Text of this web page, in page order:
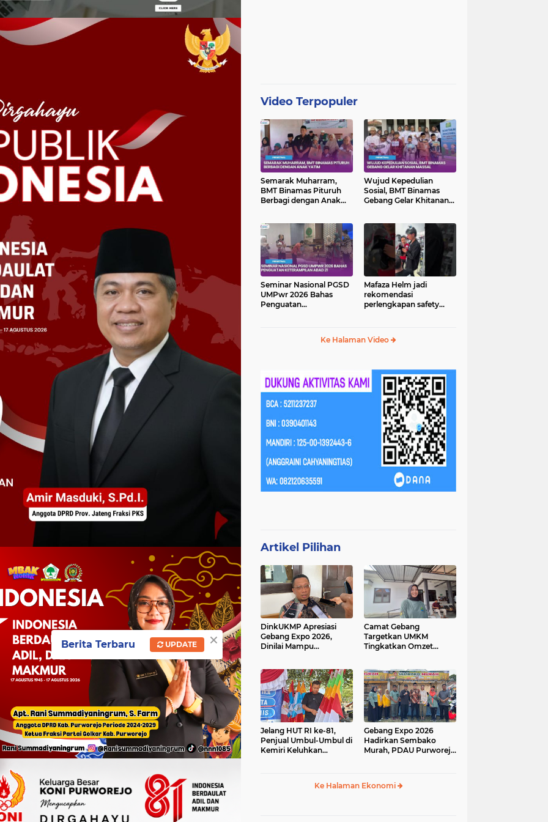
Video Terpopuler
Semarak Muharram,
BMT Binamas Pituruh
Berbagi dengan Anak
Wujud Kepedulian
Sosial, BMT Binamas
Gebang Gelar Khitanan
Seminar Nasional PGSD
UMPwr 2026 Bahas
Penguatan
Mafaza Helm jadi
rekomendasi
perlengkapan safety
Ke Halaman Video
Artikel Pilihan
DinkUKMP Apresiasi
Gebang Expo 2026,
Dinilai Mampu
Lokal
Camat Gebang
Targetkan UMKM
Tingkatkan Omzet
Jelang HUT RI ke-81,
Penjual Umbul-Umbul di
Kemiri Keluhkan
Gebang Expo 2026
Hadirkan Sembako
Murah, PDAU Purworejo
Ke Halaman Ekonomi
×
Berita Terbaru UPDATE